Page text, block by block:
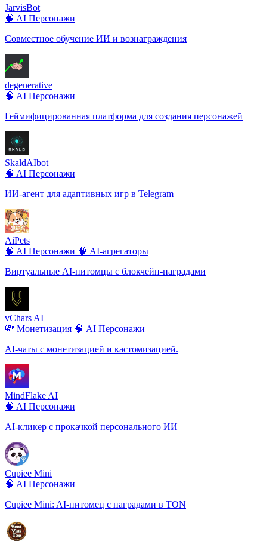
JarvisBot
🧠 AI Персонажи
Совместное обучение ИИ и вознаграждения
degenerative
🧠 AI Персонажи
Геймифицированная платформа для создания персонажей
SkaldAIbot
🧠 AI Персонажи
ИИ-агент для адаптивных игр в Telegram
AiPets
🧠 AI Персонажи 🧠 AI-агрегаторы
Виртуальные AI-питомцы с блокчейн-наградами
vChars AI
💸 Монетизация 🧠 AI Персонажи
AI-чаты с монетизацией и кастомизацией.
MindFlake AI
🧠 AI Персонажи
AI-кликер с прокачкой персонального ИИ
Cupiee Mini
🧠 AI Персонажи
Cupiee Mini: AI-питомец с наградами в TON